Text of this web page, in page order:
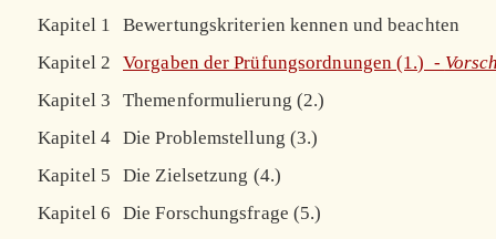
Kapitel 1
Bewertungskriterien kennen und beachten
Kapitel 2
Vorgaben der Prüfungsordnungen (1.) -
Kapitel 3
Themenformulierung (2.)
Kapitel 4 Die Problemstellung (3.)
Kapitel 5
Die Zielsetzung (4.)
Kapitel 6
Die Forschungsfrage (5.)